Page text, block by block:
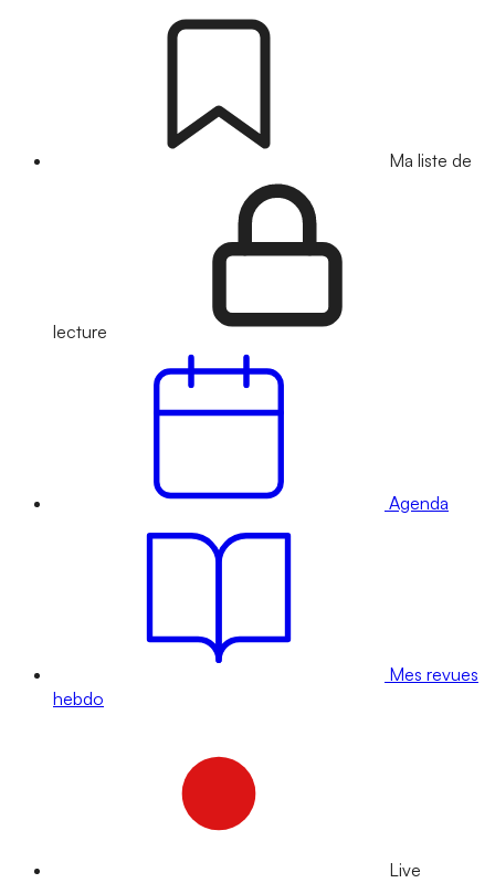
Ma liste de
lecture
Agenda
Mes revues
hebdo
Live